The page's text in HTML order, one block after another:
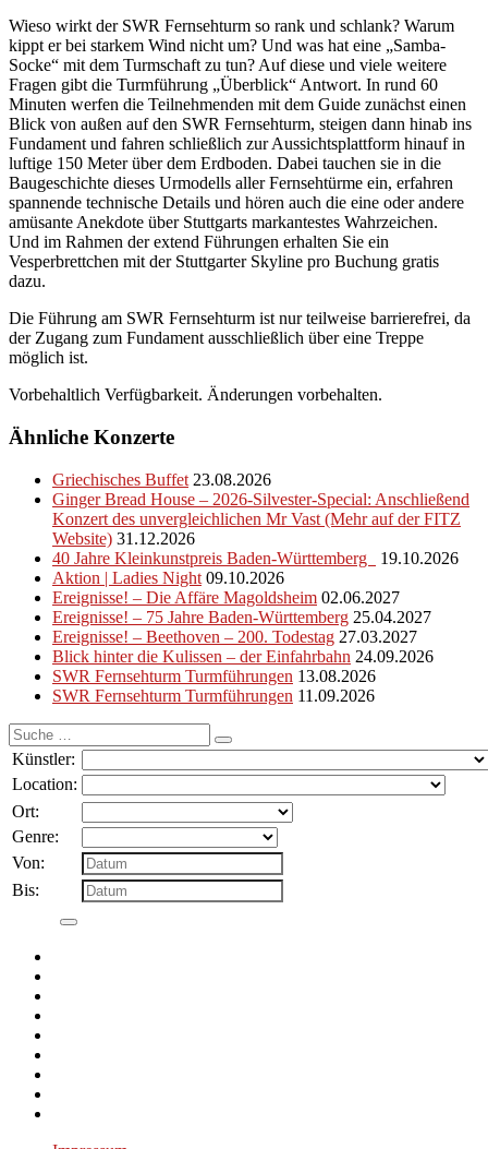
Wieso wirkt der SWR Fernsehturm so rank und schlank? Warum
kippt er bei starkem Wind nicht um? Und was hat eine „Samba-
Socke“ mit dem Turmschaft zu tun? Auf diese und viele weitere
Fragen gibt die Turmführung „Überblick“ Antwort. In rund 60
Minuten werfen die Teilnehmenden mit dem Guide zunächst einen
Blick von außen auf den SWR Fernsehturm, steigen dann hinab ins
Fundament und fahren schließlich zur Aussichtsplattform hinauf in
luftige 150 Meter über dem Erdboden. Dabei tauchen sie in die
Baugeschichte dieses Urmodells aller Fernsehtürme ein, erfahren
spannende technische Details und hören auch die eine oder andere
amüsante Anekdote über Stuttgarts markantestes Wahrzeichen.
Und im Rahmen der extend Führungen erhalten Sie ein
Vesperbrettchen mit der Stuttgarter Skyline pro Buchung gratis
dazu.
Die Führung am SWR Fernsehturm ist nur teilweise barrierefrei, da
der Zugang zum Fundament ausschließlich über eine Treppe
möglich ist.
Vorbehaltlich Verfügbarkeit. Änderungen vorbehalten.
Ähnliche Konzerte
Griechisches Buffet 23.08.2026
Ginger Bread House – 2026-Silvester-Special: Anschließend
Konzert des unvergleichlichen Mr Vast (Mehr auf der FITZ
Website) 31.12.2026
40 Jahre Kleinkunstpreis Baden-Württemberg
19.10.2026
Aktion | Ladies Night 09.10.2026
Ereignisse! – Die Affäre Magoldsheim 02.06.2027
Ereignisse! – 75 Jahre Baden-Württemberg 25.04.2027
Ereignisse! – Beethoven – 200. Todestag 27.03.2027
Blick hinter die Kulissen – der Einfahrbahn 24.09.2026
SWR Fernsehturm Turmführungen 13.08.2026
SWR Fernsehturm Turmführungen 11.09.2026
Suche
nach:
Künstler:
Location:
Ort:
Genre:
Von:
Bis: